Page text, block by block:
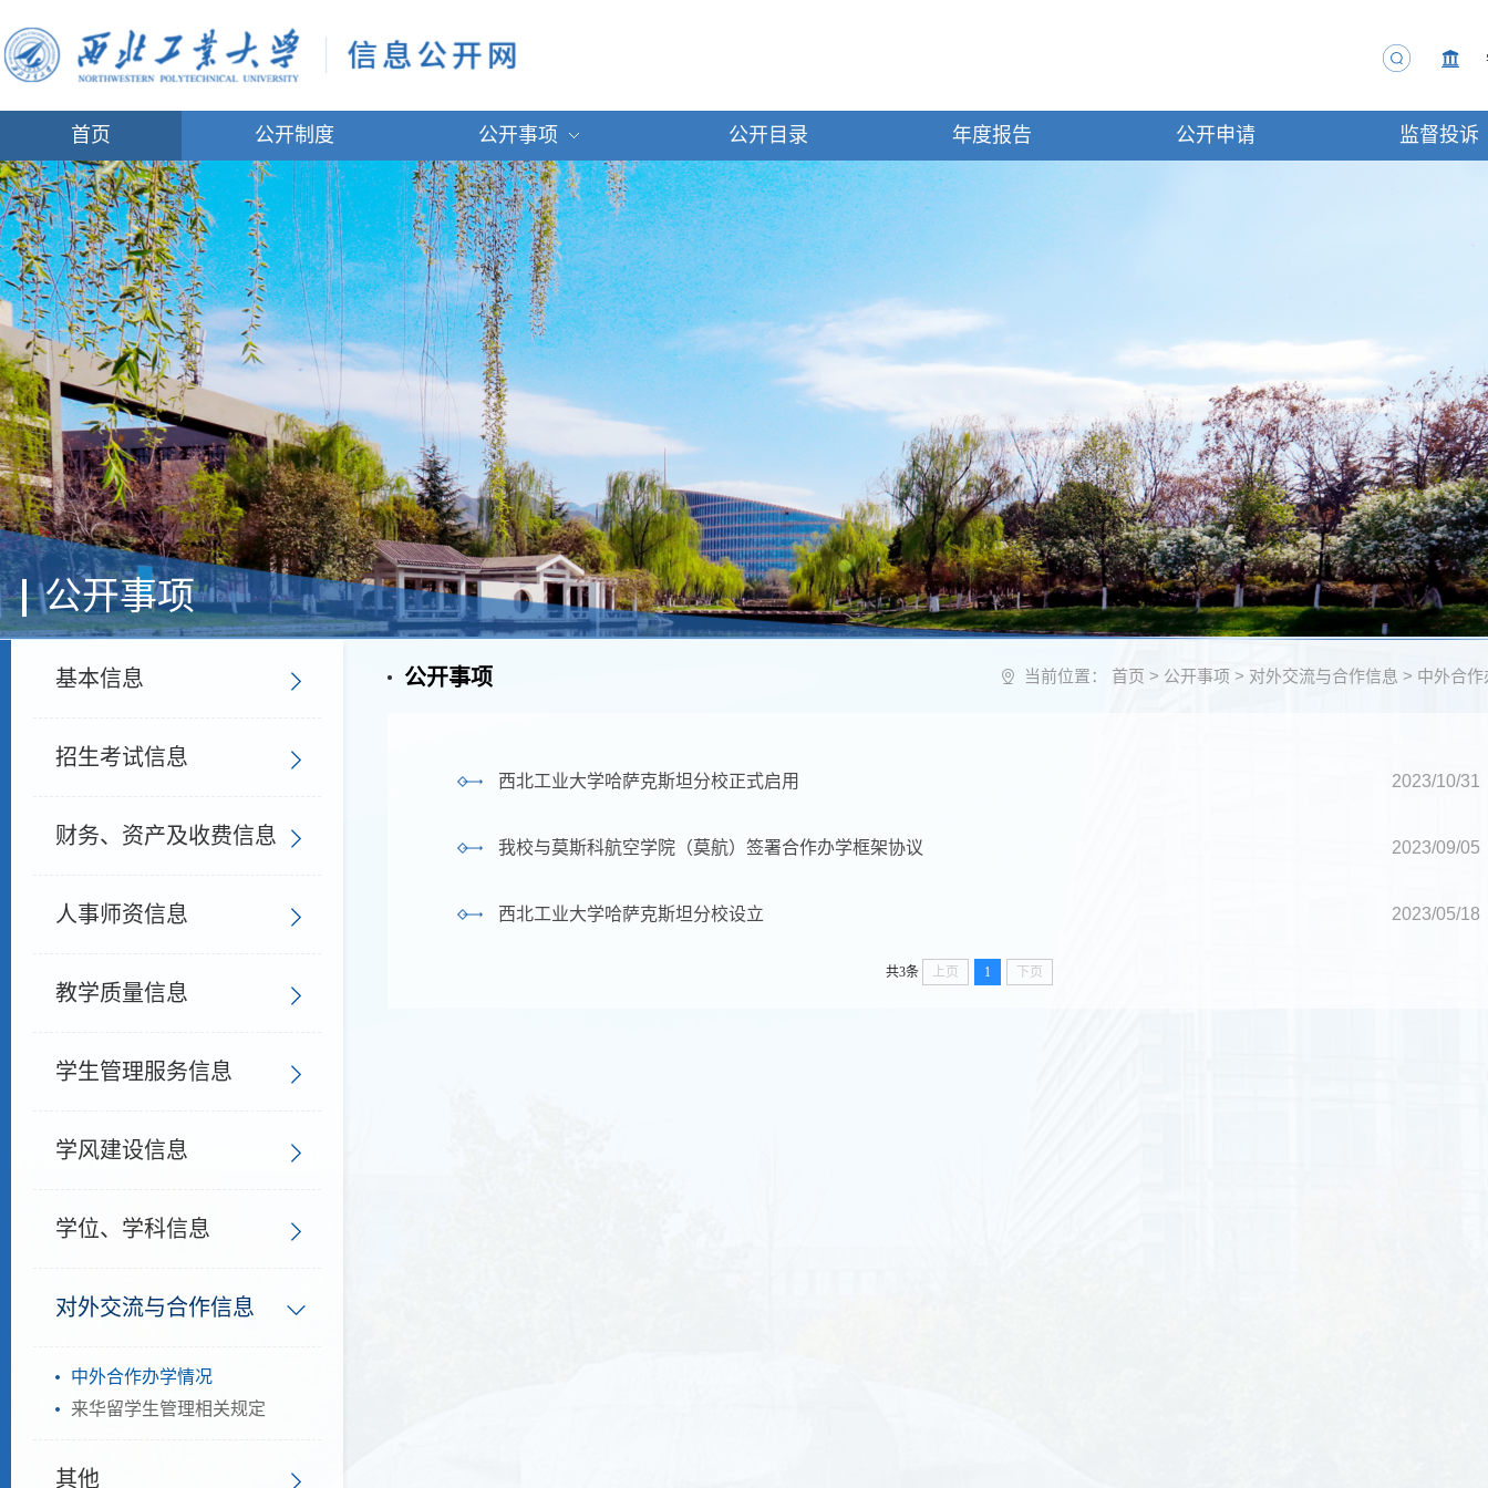
首页 公开制度 公开事项 公开目录 年度报告 公开申请 监督投诉
公开事项
基本信息
招生考试信息
财务、资产及收费信息
人事师资信息
教学质量信息
学生管理服务信息
学风建设信息
学位、学科信息
对外交流与合作信息
中外合作办学情况
来华留学生管理相关规定
其他
公开事项 当前位置： 首页 > 公开事项 > 对外交流与合作信息 > 中外合
西北工业大学哈萨克斯坦分校正式启用 2023/10/31
我校与莫斯科航空学院（莫航）签署合作办学框架协议 2023/09/05
西北工业大学哈萨克斯坦分校设立 2023/05/18
共3条 上页 1 下页